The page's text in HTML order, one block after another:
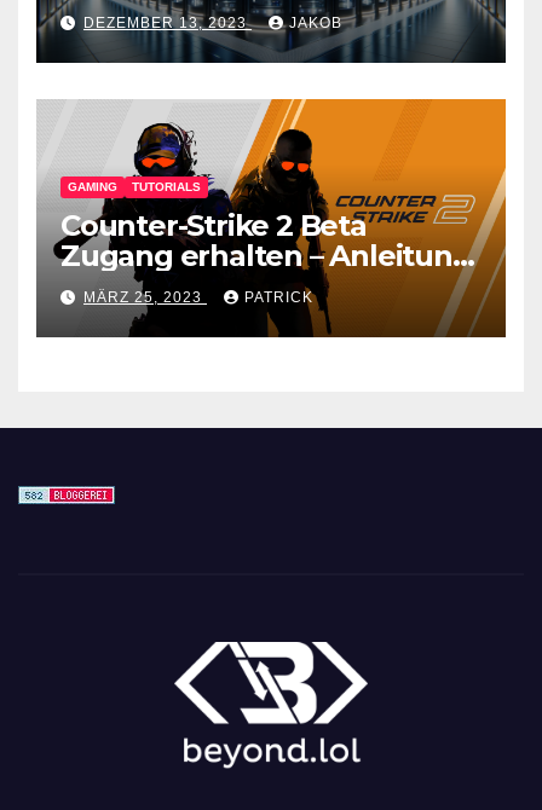
DEZEMBER 13, 2023 JAKOB
GAMING TUTORIALS
Counter-Strike 2 Beta
Zugang erhalten – Anleitung
für den CS GO Nachfolger
MÄRZ 25, 2023 PATRICK